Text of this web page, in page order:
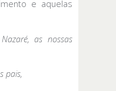
e aquelas
as nossas
pais,